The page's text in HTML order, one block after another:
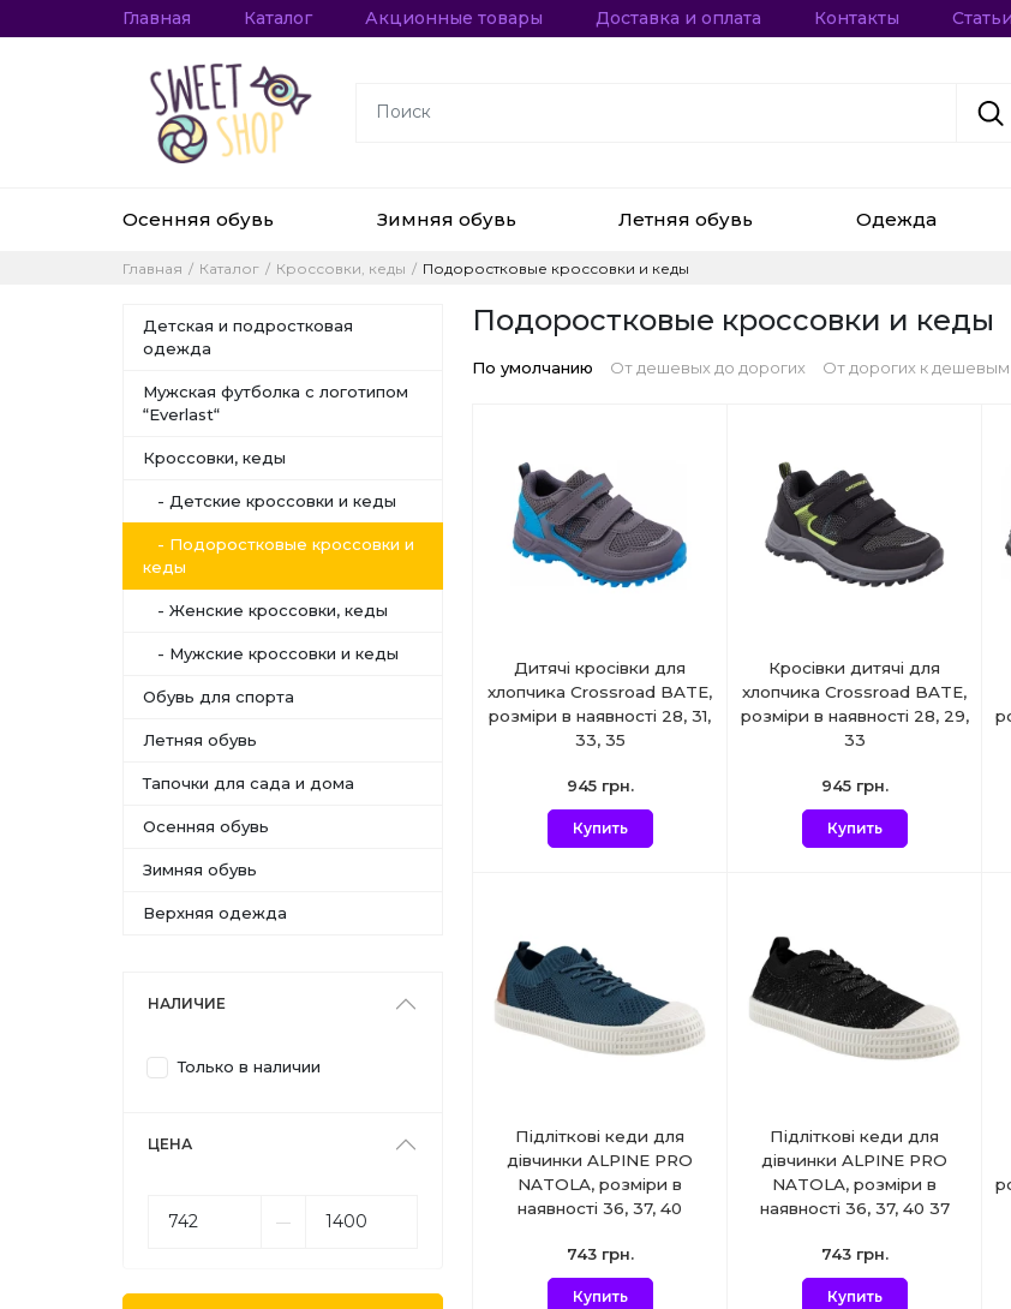
Главная Каталог Акционные товары Доставка и оплата Контакты Статьи
Осенняя обувь Зимняя обувь Летняя обувь Одежда
Главная Каталог Кроссовки, кеды Подоростковые кроссовки и кеды
Детская и подростковая
одежда
Мужская футболка с логотипом
“Everlast“
Кроссовки, кеды
- Детские кроссовки и кеды
- Подоростковые кроссовки и
кеды
- Женские кроссовки, кеды
- Мужские кроссовки и кеды
Обувь для спорта
Летняя обувь
Тапочки для сада и дома
Осенняя обувь
Зимняя обувь
Верхняя одежда
НАЛИЧИЕ
Только в наличии
ЦЕНА
––
Подоростковые кроссовки и кеды
По умолчанию От дешевых до дорогих От дорогих к дешевым
Дитячі кросівки для
хлопчика Crossroad BATE,
розміри в наявності 28, 31,
33, 35
945 грн.
Купить
Кросівки дитячі для
хлопчика Crossroad BATE,
розміри в наявності 28, 29,
33
945 грн.
Купить
Підліткові кеди для
дівчинки ALPINE PRO
NATOLA, розміри в
наявності 36, 37, 40
743 грн.
Купить
Підліткові кеди для
дівчинки ALPINE PRO
NATOLA, розміри в
наявності 36, 37, 40 37
743 грн.
Купить